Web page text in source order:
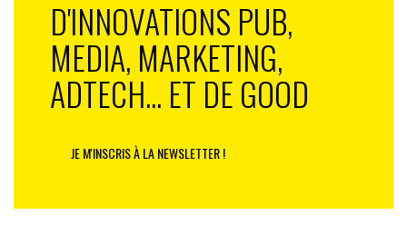
D'INNOVATIONS PUB,
MEDIA, MARKETING,
ADTECH... ET DE GOOD
JE M'INSCRIS À LA NEWSLETTER !